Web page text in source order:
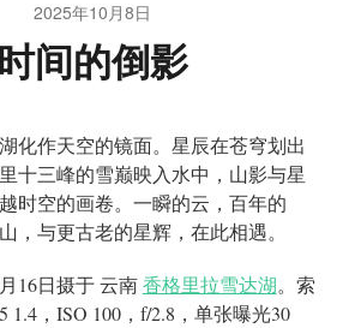
2025年10月8日
时间的倒影
化作天空的镜面。星辰在苍穹划出
十三峰的雪巅映入水中，山影与星
时空的画卷。一瞬的云，百年的
，与更古老的星辉，在此相遇。
16日摄于 云南香格里拉雪达湖。索
1.4，ISO 100，f/2.8，单张曝光30